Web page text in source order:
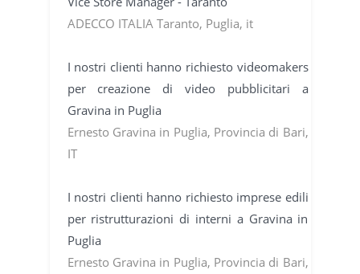
ADECCO ITALIA Taranto, Puglia, it
I nostri clienti hanno richiesto videomakers
per creazione di video pubblicitari a
Gravina in Puglia
Ernesto Gravina in Puglia, Provincia di Bari,
IT
I nostri clienti hanno richiesto imprese edili
per ristrutturazioni di interni a Gravina in
Puglia
Ernesto Gravina in Puglia, Provincia di Bari,